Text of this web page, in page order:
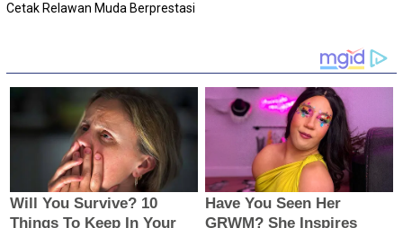
Cetak Relawan Muda Berprestasi